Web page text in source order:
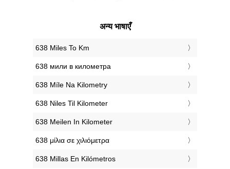
अन्य भाषाएँ
‎638 Miles To Km
‎638 мили в километра
‎638 Míle Na Kilometry
‎638 Niles Til Kilometer
‎638 Meilen In Kilometer
‎638 μίλια σε χιλιόμετρα
‎638 Millas En Kilómetros